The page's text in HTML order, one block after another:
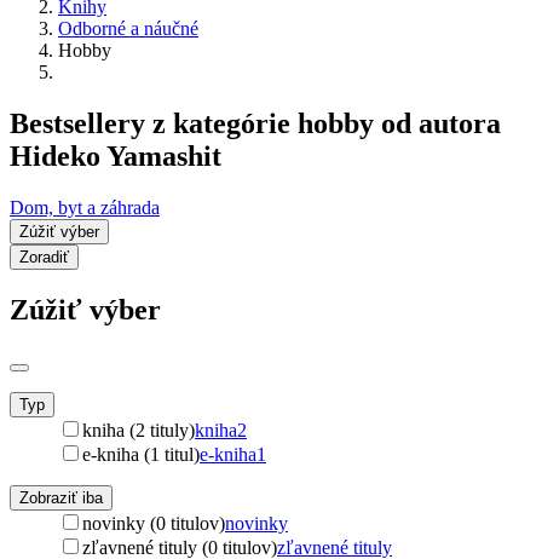
Knihy
Odborné a náučné
Hobby
Bestsellery z kategórie hobby od autora
Hideko Yamashit
Dom, byt a záhrada
Zúžiť výber
Zoradiť
Zúžiť výber
Typ
kniha (2 tituly)kniha2
e-kniha (1 titul)e-kniha1
Zobraziť iba
novinky (0 titulov)novinky
zľavnené tituly (0 titulov)zľavnené tituly